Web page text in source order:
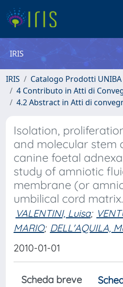
IRIS
IRIS
Catalogo Prodotti UNIBA
4 Contributo in Atti di
4.2 Abstract in Atti di
Isolation,
and molecular stem
canine foetal
study of amniotic
membrane (or
umbilical cord matrix.
VALENTINI, Luisa;
MARIO; DELL'AQUILA,
2010-01-01
Scheda breve